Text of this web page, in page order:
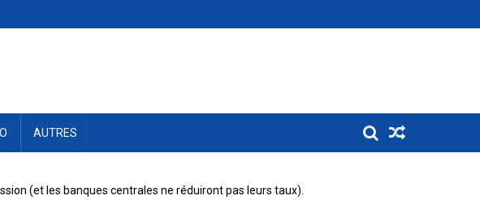
AUTRES
(et les banques centrales ne réduiront pas leurs taux).